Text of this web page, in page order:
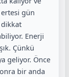
gün
dikkat
Enerji
Çünkü
geliyor. Önce
bir anda